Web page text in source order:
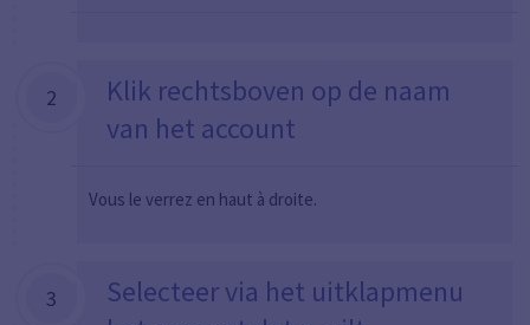
2
Klik rechtsboven op de naam
van het account
Vous le verrez en haut à droite.
3
Selecteer via het uitklapmenu